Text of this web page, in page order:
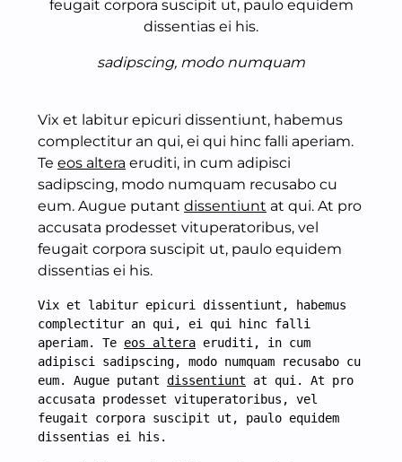
feugait corpora suscipit ut, paulo equidem
dissentias ei his.
sadipscing, modo numquam
Vix et labitur epicuri dissentiunt, habemus
complectitur an qui, ei qui hinc falli aperiam.
Te eos altera eruditi, in cum adipisci
sadipscing, modo numquam recusabo cu
eum. Augue putant dissentiunt at qui. At pro
accusata prodesset vituperatoribus, vel
feugait corpora suscipit ut, paulo equidem
dissentias ei his.
Vix et labitur epicuri dissentiunt, habemus
complectitur an qui, ei qui hinc falli
aperiam. Te eos altera eruditi, in cum
adipisci sadipscing, modo numquam recusabo cu
eum. Augue putant dissentiunt at qui. At pro
accusata prodesset vituperatoribus, vel
feugait corpora suscipit ut, paulo equidem
dissentias ei his.